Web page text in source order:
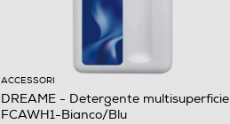
ACCESSORI
DREAME - Detergente multisuperficie
FCAWH1-Bianco/Blu